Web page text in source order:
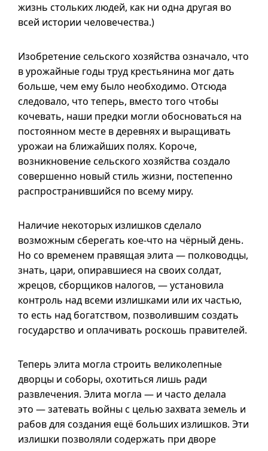
жизнь стольких людей, как ни одна другая во
всей истории человечества.)
Изобретение сельского хозяйства означало, что
в урожайные годы труд крестьянина мог дать
больше, чем ему было необходимо. Отсюда
следовало, что теперь, вместо того чтобы
кочевать, наши предки могли обосноваться на
постоянном месте в деревнях и выращивать
урожаи на ближайших полях. Короче,
возникновение сельского хозяйства создало
совершенно новый стиль жизни, постепенно
распространившийся по всему миру.
Наличие некоторых излишков сделало
возможным сберегать кое-что на чёрный день.
Но со временем правящая элита — полководцы,
знать, цари, опиравшиеся на своих солдат,
жрецов, сборщиков налогов, — установила
контроль над всеми излишками или их частью,
то есть над богатством, позволившим создать
государство и оплачивать роскошь правителей.
Теперь элита могла строить великолепные
дворцы и соборы, охотиться лишь ради
развлечения. Элита могла — и часто делала
это — затевать войны с целью захвата земель и
рабов для создания ещё больших излишков. Эти
излишки позволяли содержать при дворе